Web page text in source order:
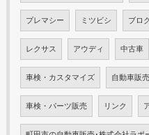
プレマシー ミツビシ ブロ
レクサス アウディ 中古車
車検・カスタマイズ 自動車販売
車検・パーツ販売 リンク